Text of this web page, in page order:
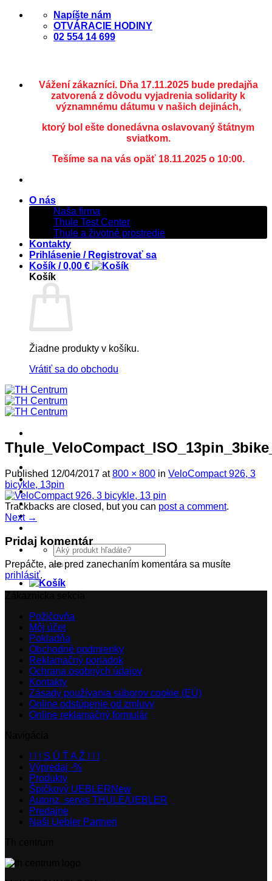
Skip
Napíšte nám
OTVÁRACIE HODINY
02 554 14 699
Vážení zákazníci. Dňa 17.11.2025 bude predajňa
zatvorená z dôvodu vyjadrenia solidarity k
významnému dátumu v našich dejinách,
ktorý bol ešte donedávna oslavovaný štátnym
sviatkom.
Tešíme sa na vás opäť 18.11.2025 o 10:00.
O nás
Naša firma
Thule Test Center
Thule a životné prostredie
Kontakty
Prihlásenie / Registrovať sa
Košík /0,00 €
Košík
Žiadne produkty v košíku.
Vrátiť sa do obchodu
! ! ! S Ú Ť A Ž ! ! !
Produkty
Špičkový UEBLER
Autoriz. servis THULE/UEBLER
Predajne
Hľadať:
Published 12/04/2017 at800 × 800 in VeloCompact 926, 3
bicykle, 13pin
Trackbacks are closed, but you can post a comment.
Next →
Pridaj komentár
Prepáčte, ale pred zanechaním komentára sa musíte
prihlásiť.
Požičovňa
Môj účet
Pokladňa
Obchodné podmienky
Reklamačný poriadok
Ochrana osobných údajov
Kontakty
Zásady používania súborov cookie (EÚ)
Online odstúpenie od zmluvy
Online reklamačný formulár
! ! ! S Ú Ť A Ž ! ! !
Výpredaj -%
Produkty
Špičkový UEBLER
Autoriz. servis THULE/UEBLER
Predajne
Naši Uebler Partneri